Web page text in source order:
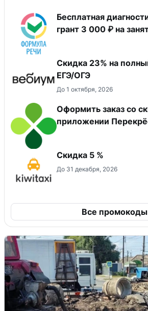
Бесплатная
грант 3 000 ₽ на
Скидка 23% на
ЕГЭ/ОГЭ
До 1 октября, 2026
Оформить заказ со
приложении
Скидка 5 %
До 31 декабря, 2026
Все промокоды